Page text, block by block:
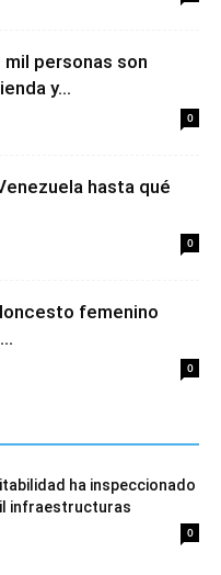
mil personas son
y...
0
hasta qué
0
femenino
0
ha inspeccionado
infraestructuras
0